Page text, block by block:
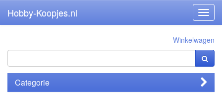
Hobby-Koopjes.nl
Winkelwagen
Categorie